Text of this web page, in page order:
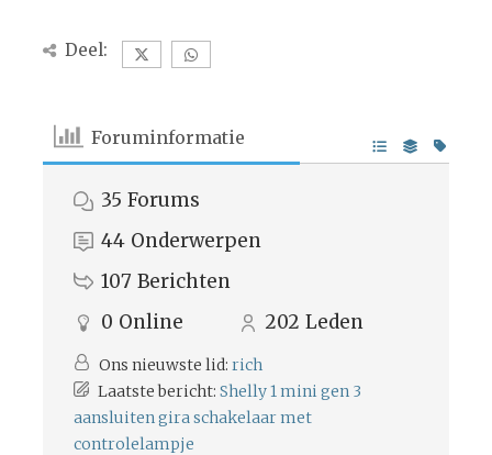
Deel:
Foruminformatie
35 Forums
44 Onderwerpen
107 Berichten
0 Online 202 Leden
Ons nieuwste lid: rich
Laatste bericht: Shelly 1 mini gen 3
aansluiten gira schakelaar met
controlelampje